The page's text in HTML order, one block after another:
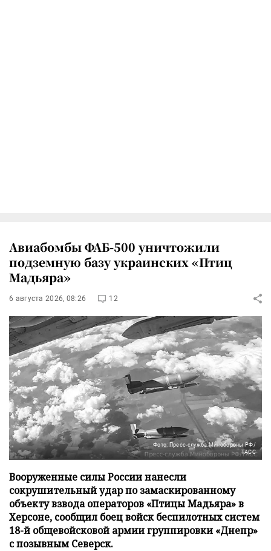
Авиабомбы ФАБ-500 уничтожили
подземную базу украинских «Птиц
Мадьяра»
6 августа 2026, 08:26 12
Фото: Пресс-служба Минобороны РФ/
ТАСС
Вооруженные силы России нанесли
сокрушительный удар по замаскированному
объекту взвода операторов «Птицы Мадьяра» в
Херсоне, сообщил боец войск беспилотных систем
18-й общевойсковой армии группировки «Днепр»
с позывным Северск.